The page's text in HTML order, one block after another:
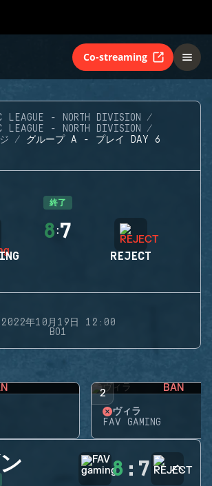
Co-streaming
- NORTH DIVISION
- NORTH DIVISION
グループ A - プレイ DAY 6
終了
8 :7
REJECT
2022年10月19日 12:00
BO1
2 BAN
ヴィラ
FAV GAMING
8 : 7